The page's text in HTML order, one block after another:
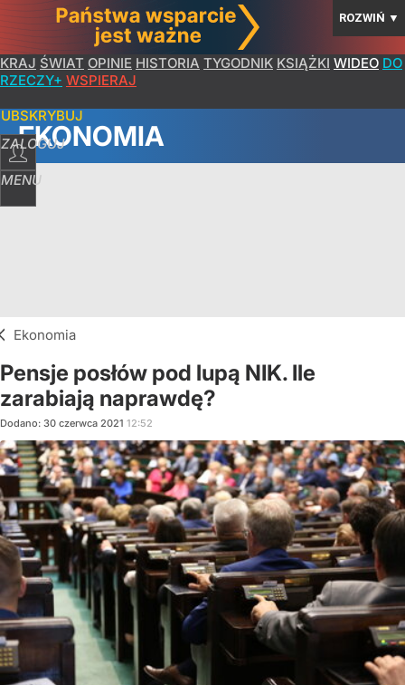
ROZWIŃ ▼
KRAJ ŚWIAT OPINIE HISTORIA TYGODNIK KSIĄŻKI WIDEO DO
RZECZY+ WSPIERAJ
ZALOGUJ
MENU
EKONOMIA
Ekonomia
Pensje posłów pod lupą NIK. Ile
zarabiają naprawdę?
Dodano: 30 czerwca 2021 12:52